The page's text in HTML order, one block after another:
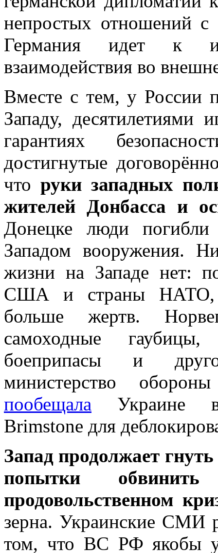
непростых отношений с
Германия идет к
взаимодействия во
Вместе с тем, у России
Западу, десятилетиями
гарантиях
достигнутые
чторуки западных
жителей Донбасса и
Донецке люди погибли
Западом вооружения.
жизни на Западе нет:
США и страны НАТО,
больше жертв.
самоходные
боеприпасы и
министерство
пообещала Украине
Brimstone для
Запад продолжает
попытки
продовольственном
зерна. Украинские СМИ
том, что ВС РФ якобы